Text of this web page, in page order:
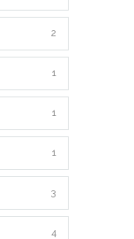
2
1
1
1
3
4